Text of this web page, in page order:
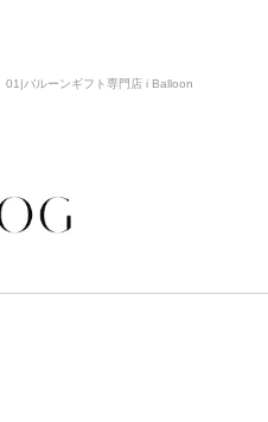
01|バルーンギフト専門店 i Balloon